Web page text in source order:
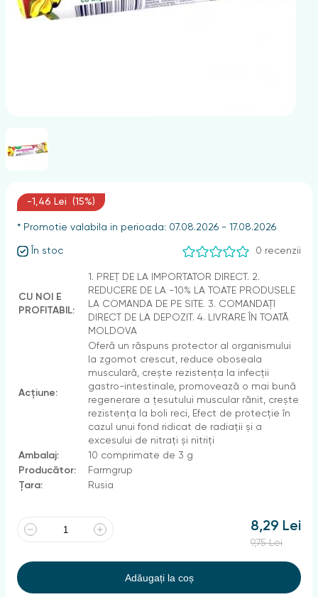
-1,46 Lei (15%)
* Promotie valabila in perioada: 07.08.2026 - 17.08.2026
În stoc 0 recenzii
CU NOI E
PROFITABIL:
1. PREȚ DE LA IMPORTATOR DIRECT. 2.
REDUCERE DE LA -10% LA TOATE PRODUSELE
LA COMANDA DE PE SITE. 3. COMANDAȚI
DIRECT DE LA DEPOZIT. 4. LIVRARE ÎN TOATĂ
MOLDOVA
Acțiune:
Oferă un răspuns protector al organismului
la zgomot crescut, reduce oboseala
musculară, crește rezistența la infecții
gastro-intestinale, promovează o mai bună
regenerare a țesutului muscular rănit, crește
rezistența la boli reci, Efect de protecție în
cazul unui fond ridicat de radiații și a
excesului de nitrați și nitriți
Ambalaj:
10 comprimate de 3 g
Producător:
Farmgrup
Țara:
Rusia
8,29 Lei
9,75 Lei
Adăugați la coș